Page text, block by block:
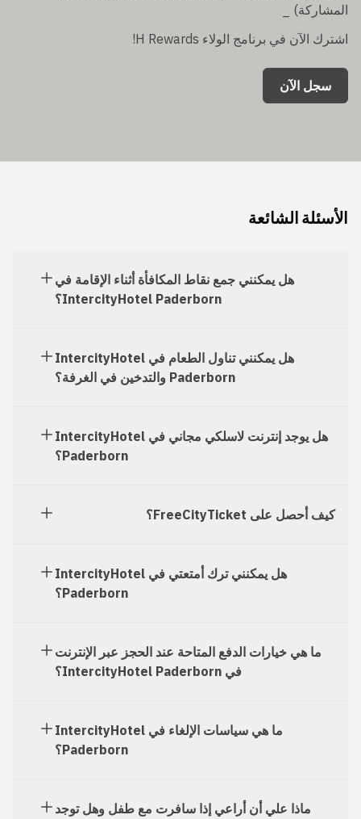
المشاركة) _
اشترك الآن في برنامج الولاء H Rewards!
سجل الآن
الأسئلة الشائعة
هل يمكنني جمع نقاط المكافأة أثناء الإقامة في
IntercityHotel Paderborn؟
هل يمكنني تناول الطعام في IntercityHotel
Paderborn والتدخين في الغرفة؟
هل يوجد إنترنت لاسلكي مجاني في IntercityHotel
Paderborn؟
كيف أحصل على FreeCityTicket؟
هل يمكنني ترك أمتعتي في IntercityHotel
Paderborn؟
ما هي خيارات الدفع المتاحة عند الحجز عبر الإنترنت
في IntercityHotel Paderborn؟
ما هي سياسات الإلغاء في IntercityHotel
Paderborn؟
ماذا علي أن أراعي إذا سافرت مع طفل وهل توجد